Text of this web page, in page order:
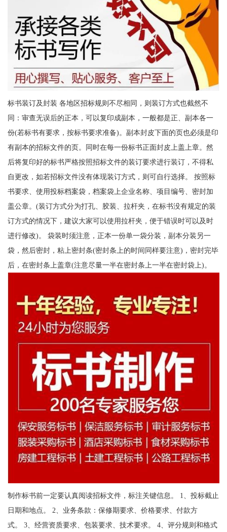
标书装订及封装 各地区招标规则不尽相同，则装订方式也截然不
同：审查无误后的正本，可以复印成副本，一般都是正、副本各一
份(若标书有要求，按标书要求准备)。副本封皮下面的页也必须是印
有副本的招标文件的页。同时在每一份标书正面封皮上盖上章。然
后将复印好的标书严格按照招标文件的装订要求进行装订，不得私
自更改，如若招标文件没有体现装订方式，则可自行选择。 按照标
书要求、使用投标档案袋，档案袋上企业名称、项目编号、密封加
盖公章。(装订方式分为打孔、胶装、拉杆夹，在标书没有规定的装
订方式的情况下，建议大家可以使用拉杆夹，便于错误时可以及时
进行修改)。 袋装时须注意，正本一份单一袋分装，副本分装另一
袋，然后密封，粘上密封条(密封条上的时间同样要注意)，密封完毕
后，在密封条上盖章(注意尽量一半在密封条上一半在密封袋上)。
制作标书前一定要认真阅读招标文件，标注关键信息。 1、投标截止
日期和地点。 2、业务条款：保修期要求、价格要求、付款方
式。 3、经营资质要求、包装要求、技术要求。 4、评分规则和格式